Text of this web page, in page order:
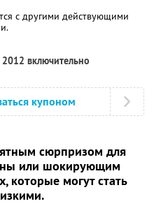
с другими действующими
включительно
купоном
сюрпризом для
или шокирующим
которые могут стать